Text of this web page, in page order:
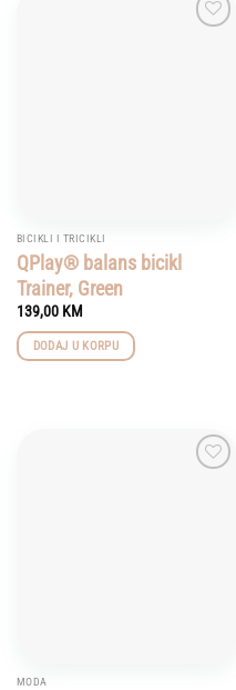
BICIKLI I TRICIKLI
QPlay® balans bicikl
Trainer, Green
139,00 KM
DODAJ U KORPU
MODA